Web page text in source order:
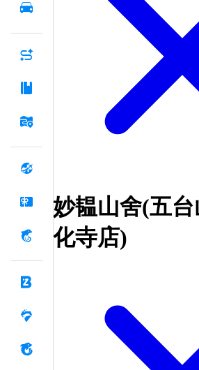
妙韫山舍(五
化寺店)